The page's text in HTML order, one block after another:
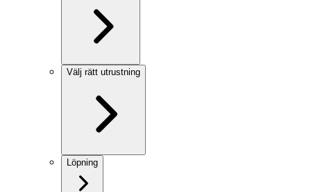
Välj rätt utrustning
Löpning